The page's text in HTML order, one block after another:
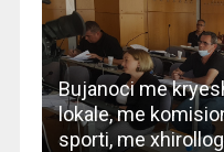
Bujanoci me
lokale, me
sporti, me